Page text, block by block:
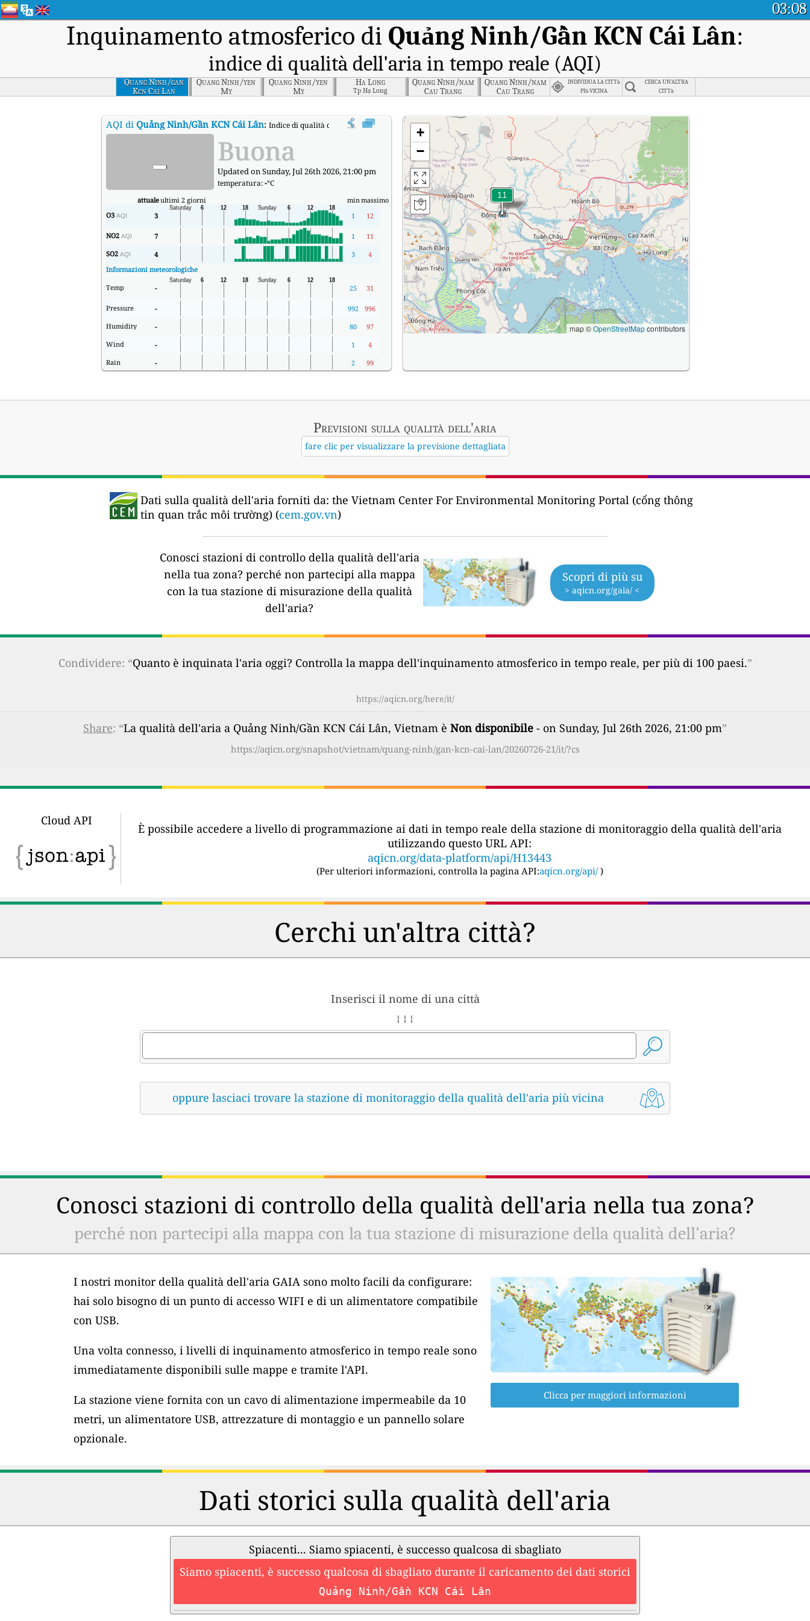
03:08
Inquinamento atmosferico di Quảng Ninh/Gần KCN Cái Lân:
indice di qualità dell'aria in tempo reale (AQI)
Quang Ninh/gan
Kcn Cai Lan
Quang Ninh/yen
My
Quang Ninh/yen
My
Ha Long
Tp Hạ Long
Quang Ninh/nam
Cau Trang
Quang Ninh/nam
Cau Trang
INDIVIDUA LA CITTà
PIù VICINA
CERCA UN'ALTRA
CITTà
AQI di Quảng Ninh/Gần KCN Cái Lân: Indice di qualità dell'aria in tempo reale (AQI) di Quảng Ninh/Gần KCN Cái Lân.
- Buona
Updated on Sunday, Jul 26th 2026, 21:00 pm
temperatura:-°C
attualeultimi 2 giorni minmassimo
O3 AQI 3 1 12
NO2 AQI 7 1
11
SO2 AQI 4 3
4
Informazioni meteorologiche
Temp
- 25 31
Pressure - 992
996
Humidity
- 80
97
Wind
- 1
4
Rain
- 2 99
+
−
map ©OpenStreetMapcontributors
Previsioni sulla qualità dell'aria
fare clic per visualizzare la previsione dettagliata
Dati sulla qualità dell'aria forniti da: the Vietnam Center For Environmental Monitoring Portal (cổng thông
tin quan trắc môi trường) (cem.gov.vn)
Conosci stazioni di controllo della qualità dell'aria
nella tua zona? perché non partecipi alla mappa
con la tua stazione di misurazione della qualità
dell'aria?
Scopri di più su
> aqicn.org/gaia/ <
Condividere: “Quanto è inquinata l'aria oggi? Controlla la mappa dell'inquinamento atmosferico in tempo reale, per più di 100 paesi.”
https://aqicn.org/here/it/
Share: “La qualità dell'aria a Quảng Ninh/Gần KCN Cái Lân, Vietnam è Non disponibile - on Sunday, Jul 26th 2026, 21:00 pm”
https://aqicn.org/snapshot/vietnam/quang-ninh/gan-kcn-cai-lan/20260726-21/it/?cs
Cloud API
È possibile accedere a livello di programmazione ai dati in tempo reale della stazione di monitoraggio della qualità dell'aria
utilizzando questo URL API:
aqicn.org/data-platform/api/H13443
(Per ulteriori informazioni, controlla la pagina API:aqicn.org/api/ )
Cerchi un'altra città?
Inserisci il nome di una città
↓ ↓ ↓
oppure lasciaci trovare la stazione di monitoraggio della qualità dell'aria più vicina
Conosci stazioni di controllo della qualità dell'aria nella tua zona?
perché non partecipi alla mappa con la tua stazione di misurazione della qualità dell'aria?
I nostri monitor della qualità dell'aria GAIA sono molto facili da configurare:
hai solo bisogno di un punto di accesso WIFI e di un alimentatore compatibile
con USB.
Una volta connesso, i livelli di inquinamento atmosferico in tempo reale sono
immediatamente disponibili sulle mappe e tramite l'API.
La stazione viene fornita con un cavo di alimentazione impermeabile da 10
metri, un alimentatore USB, attrezzature di montaggio e un pannello solare
opzionale.
Clicca per maggiori informazioni
Dati storici sulla qualità dell'aria
Spiacenti... Siamo spiacenti, è successo qualcosa di sbagliato
Siamo spiacenti, è successo qualcosa di sbagliato durante il caricamento dei dati storici
Quảng Ninh/Gần KCN Cái Lân